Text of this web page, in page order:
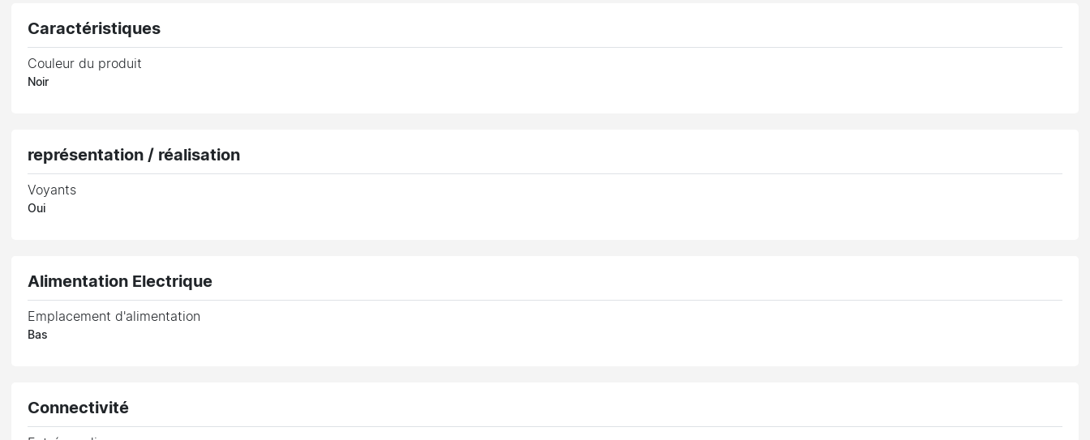
Caractéristiques
Couleur du produit
Noir
représentation / réalisation
Voyants
Oui
Alimentation Electrique
Emplacement d'alimentation
Bas
Connectivité